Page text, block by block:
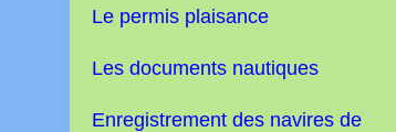
Le permis plaisance
Les documents nautiques
Enregistrement des navires de